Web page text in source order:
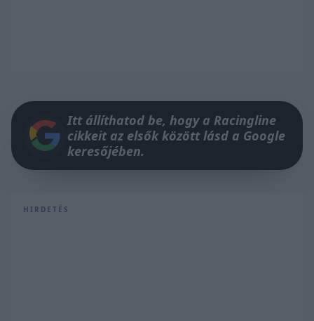
Itt állíthatod be, hogy a Racingline
cikkeit az elsők között lásd a Google
keresőjében.
HIRDETÉS